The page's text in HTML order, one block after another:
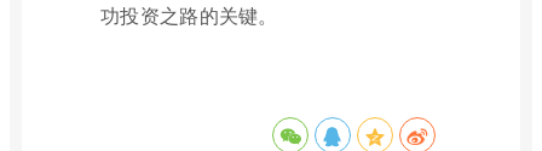
功投资之路的关键。